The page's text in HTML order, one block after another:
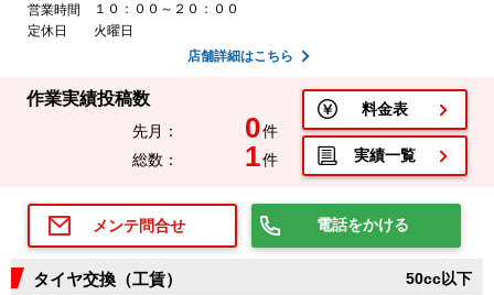
営業時間
１０：００～２０：００
定休日
火曜日
店舗詳細はこちら
作業実績投稿数
先月： 0件
総数：
1件
料金表
実績一覧
メンテ問合せ 電話をかける
タイヤ交換（工賃） 50cc以下